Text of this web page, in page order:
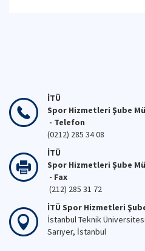
İTÜ
Spor Hizmetleri Şube
- Telefon
(0212) 285 34 08
İTÜ
Spor Hizmetleri Şube
- Fax
(212) 285 31 72
İTÜ Spor Hizmetleri
İstanbul Teknik
Sarıyer, İstanbul